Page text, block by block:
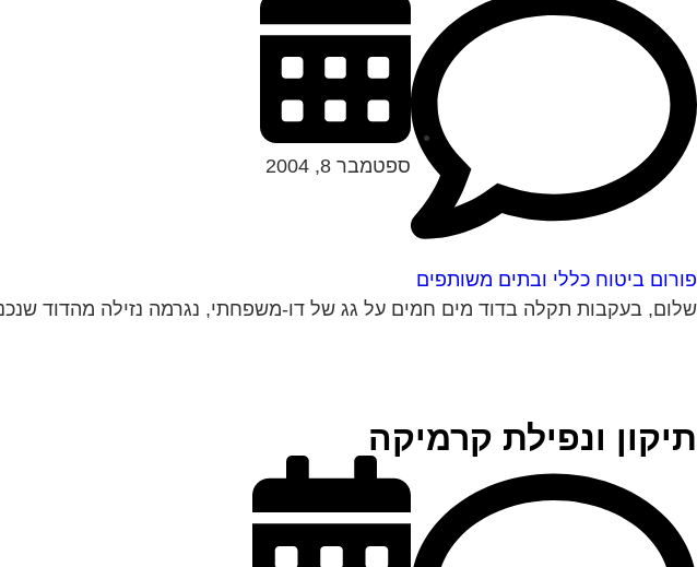
פורום ביטוח כללי ובתים משותפים
ספטמבר 8, 2004
שלום, בעקבות תקלה בדוד מים חמים על גג של דו-משפחתי, נגרמה נזילה מהדוד
תיקון ונפילת קרמיקה